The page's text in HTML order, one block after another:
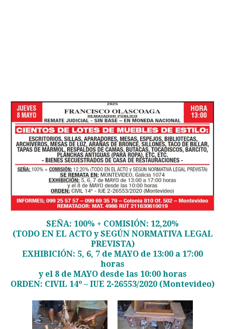
SEÑA: 100% + COMISIÓN: 12,20%
(TODO EN EL ACTO y SEGÚN NORMATIVA LEGAL
PREVISTA)
EXHIBICIÓN: 5, 6, 7 de MAYO de 13:00 a 17:00
horas
y el 8 de MAYO desde las 10:00 horas
ORDEN: CIVIL 14º – IUE 2-26553/2020 (Montevideo)